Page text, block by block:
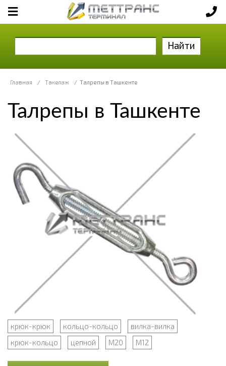
Найти
Главная / Такелаж / Талрепы в Ташкенте
Талрепы в Ташкенте
крюк-крюк кольцо-кольцо
вилка-вилка
крюк-кольцо
цепной М20 М12